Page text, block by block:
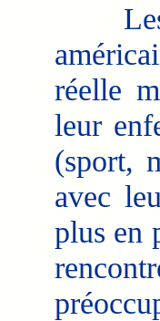
Les
réelle
leur
(sport,
avec
plus en